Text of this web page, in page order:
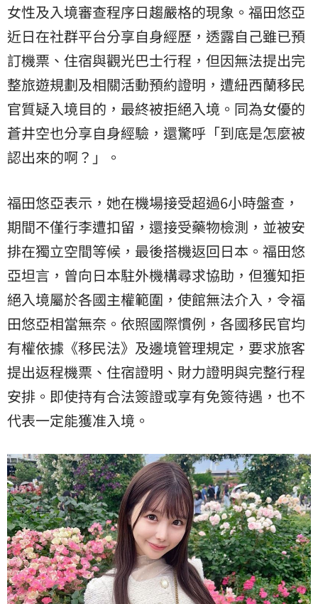
女性及入境審查程序日趨嚴格的現象。福田悠亞
近日在社群平台分享自身經歷，透露自己雖已預
訂機票、住宿與觀光巴士行程，但因無法提出完
整旅遊規劃及相關活動預約證明，遭紐西蘭移民
官質疑入境目的，最終被拒絕入境。同為女優的
蒼井空也分享自身經驗，還驚呼「到底是怎麼被
認出來的啊？」。
福田悠亞表示，她在機場接受超過6小時盤查，
期間不僅行李遭扣留，還接受藥物檢測，並被安
排在獨立空間等候，最後搭機返回日本。福田悠
亞坦言，曾向日本駐外機構尋求協助，但獲知拒
絕入境屬於各國主權範圍，使館無法介入，令福
田悠亞相當無奈。依照國際慣例，各國移民官均
有權依據《移民法》及邊境管理規定，要求旅客
提出返程機票、住宿證明、財力證明與完整行程
安排。即使持有合法簽證或享有免簽待遇，也不
代表一定能獲准入境。